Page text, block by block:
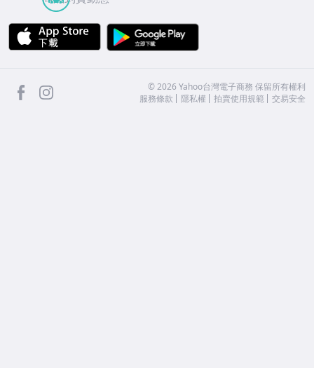
APP Store
facebook ©2026 Yahoo台灣電子商務 保留所有權利
服務條款
隱私權 拍賣使用規範 交易安全